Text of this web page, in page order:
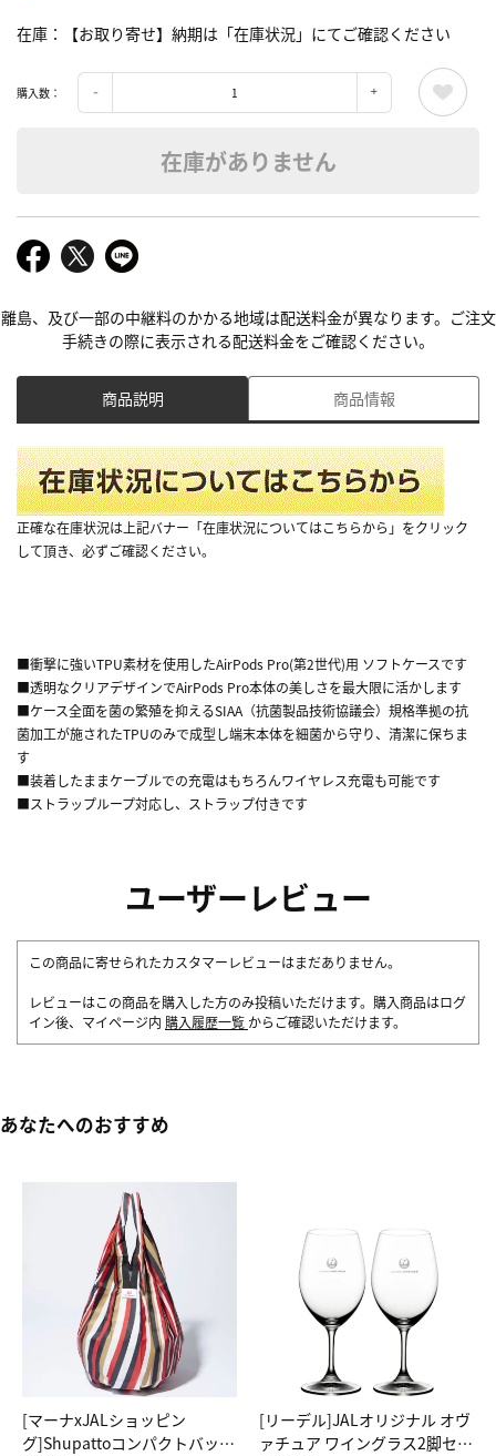
在庫 【お取り寄せ】納期は「在庫状況」にてご確認ください
購入数：
在庫がありません
離島、及び一部の中継料のかかる地域は配送料金が異なります。ご注文
手続きの際に表示される配送料金をご確認ください。
商品説明 商品情報
正確な在庫状況は上記バナー「在庫状況についてはこちらから」をクリック
して頂き、必ずご確認ください。
■衝撃に強いTPU素材を使用したAirPods Pro(第2世代)用 ソフトケースです
■透明なクリアデザインでAirPods Pro本体の美しさを最大限に活かします
■ケース全面を菌の繁殖を抑えるSIAA（抗菌製品技術協議会）規格準拠の抗
菌加工が施されたTPUのみで成型し端末本体を細菌から守り、清潔に保ちま
す
■装着したままケーブルでの充電はもちろんワイヤレス充電も可能です
■ストラップループ対応し、ストラップ付きです
ユーザーレビュー
この商品に寄せられたカスタマーレビューはまだありません。
レビューはこの商品を購入した方のみ投稿いただけます。購入商品はログ
イン後、マイページ内 購入履歴一覧 からご確認いただけます。
あなたへのおすすめ
[マーナxJALショッピン
グ]Shupattoコンパクトバッグ
[リーデル]JALオリジナル オヴ
ァチュア ワイングラス2脚セッ